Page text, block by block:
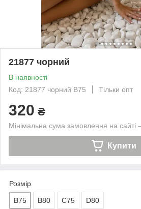
21877 чорний
В наявності
Код: 21877 чорний B75
Тільки опт
320 ₴
Мінімальна сума замовлення на
Купити
Розмір
B75 B80 C75 D80